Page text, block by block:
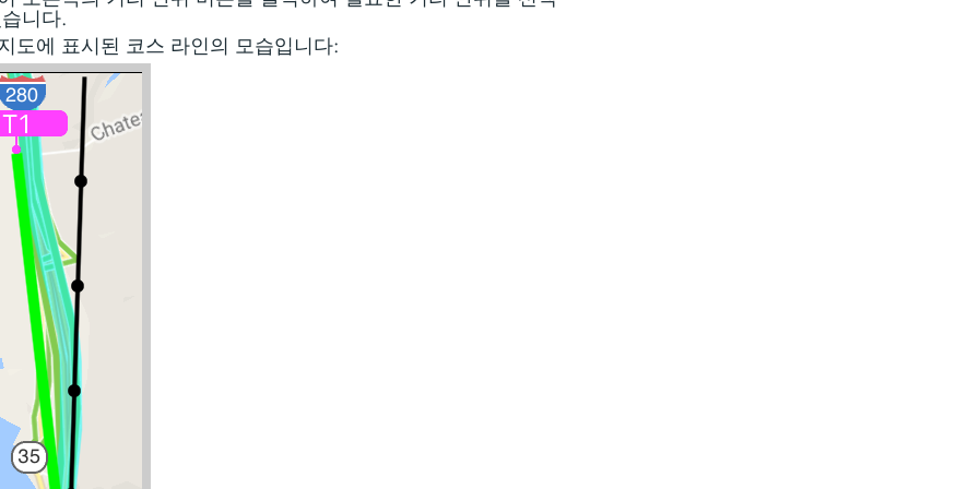
니다.
도에 표시된 코스 라인의 모습입니다: